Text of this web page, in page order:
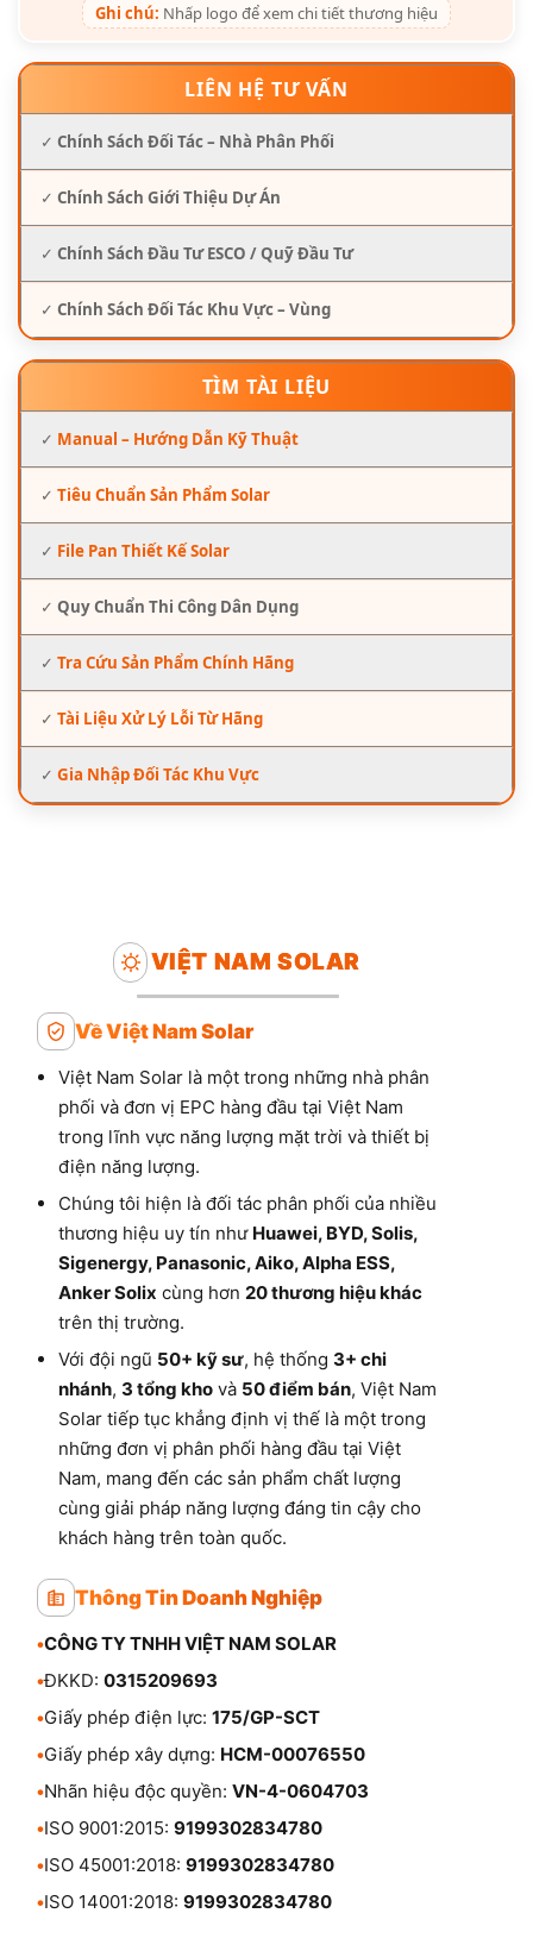
Ghi chú: Nhấp logo để xem chi tiết thương hiệu
LIÊN HỆ TƯ VẤN
✓ Chính Sách Đối Tác – Nhà Phân Phối
✓ Chính Sách Giới Thiệu Dự Án
✓ Chính Sách Đầu Tư ESCO / Quỹ Đầu Tư
✓ Chính Sách Đối Tác Khu Vực – Vùng
TÌM TÀI LIỆU
✓ Manual – Hướng Dẫn Kỹ Thuật
✓ Tiêu Chuẩn Sản Phẩm Solar
✓ File Pan Thiết Kế Solar
✓ Quy Chuẩn Thi Công Dân Dụng
✓ Tra Cứu Sản Phẩm Chính Hãng
✓ Tài Liệu Xử Lý Lỗi Từ Hãng
✓ Gia Nhập Đối Tác Khu Vực
VIỆT NAM SOLAR
Về Việt Nam Solar
Việt Nam Solar là một trong những nhà phân
phối và đơn vị EPC hàng đầu tại Việt Nam
trong lĩnh vực năng lượng mặt trời và thiết bị
điện năng lượng.
Chúng tôi hiện là đối tác phân phối của nhiều
thương hiệu uy tín như Huawei, BYD, Solis,
Sigenergy, Panasonic, Aiko, Alpha ESS,
Anker Solix cùng hơn 20 thương hiệu khác
trên thị trường.
Với đội ngũ 50+ kỹ sư, hệ thống 3+ chi
nhánh, 3 tổng kho và 50 điểm bán, Việt Nam
Solar tiếp tục khẳng định vị thế là một trong
những đơn vị phân phối hàng đầu tại Việt
Nam, mang đến các sản phẩm chất lượng
cùng giải pháp năng lượng đáng tin cậy cho
khách hàng trên toàn quốc.
Thông Tin Doanh Nghiệp
•CÔNG TY TNHH VIỆT NAM SOLAR
•ĐKKD: 0315209693
•Giấy phép điện lực: 175/GP-SCT
•Giấy phép xây dựng: HCM-00076550
•Nhãn hiệu độc quyền: VN-4-0604703
•ISO 9001:2015: 9199302834780
•ISO 45001:2018: 9199302834780
•ISO 14001:2018: 9199302834780